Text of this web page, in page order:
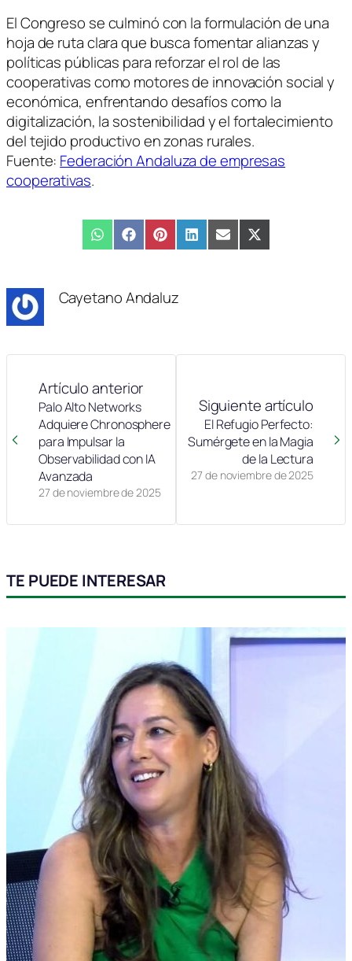
El Congreso se culminó con la formulación de una
hoja de ruta clara que busca fomentar alianzas y
políticas públicas para reforzar el rol de las
cooperativas como motores de innovación social y
económica, enfrentando desafíos como la
digitalización, la sostenibilidad y el fortalecimiento
del tejido productivo en zonas rurales.
Fuente: Federación Andaluza de empresas
cooperativas.
Compartir
en
WhatsAppCompartir
en
FacebookCompartir
en
PinterestCompartir
en
LinkedInCompartir
en
EmailCompartir
en
X
(Twitter)
Cayetano Andaluz
Artículo anterior
27 de noviembre de 2025
Palo Alto Networks
Adquiere Chronosphere
para Impulsar la
Observabilidad con IA
Avanzada
Siguiente artículo
27 de noviembre de 2025
El Refugio Perfecto:
Sumérgete en la Magia
de la Lectura
TE PUEDE INTERESAR